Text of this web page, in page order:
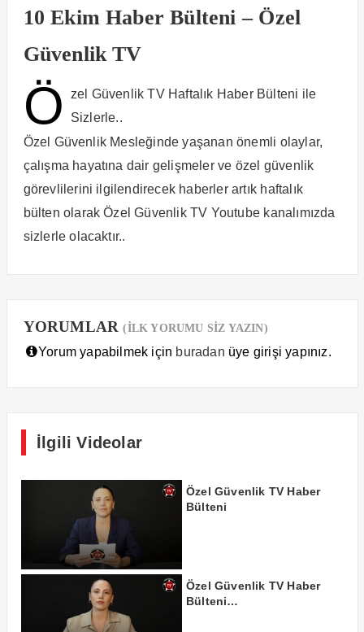
10 Ekim Haber Bülteni – Özel
Güvenlik TV
Ö
zel Güvenlik TV Haftalık Haber Bülteni ile
Sizlerle..
Özel Güvenlik Mesleğinde yaşanan önemli olaylar,
çalışma hayatına dair gelişmeler ve özel güvenlik
görevlilerini ilgilendirecek haberler artık haftalık
bülten olarak Özel Güvenlik TV Youtube kanalımızda
sizlerle olacaktır..
YORUMLAR(İLK YORUMU SİZ YAZIN)
Yorum yapabilmek için buradan üye girişi yapınız.
İlgili Videolar
Özel Güvenlik TV Haber
Bülteni
Özel Güvenlik TV Haber
Bülteni…